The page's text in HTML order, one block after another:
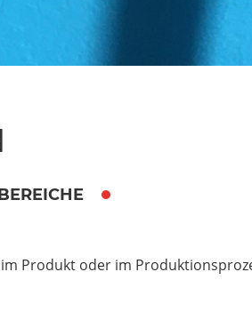
Produkt oder im